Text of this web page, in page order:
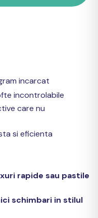
incarcat
incontrolabile
care nu
si eficienta
rapide sau pastile
schimbari in stilul